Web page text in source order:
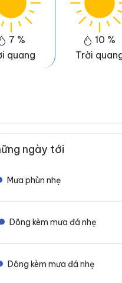
7 %
quang
10 %
Trời
ngày tới
Mưa phùn nhẹ
Dông kèm mưa đá nhẹ
Dông kèm mưa đá nhẹ